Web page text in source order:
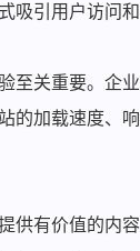
吸引用户访问和
关重要。企
的加载速度、
有价值的内